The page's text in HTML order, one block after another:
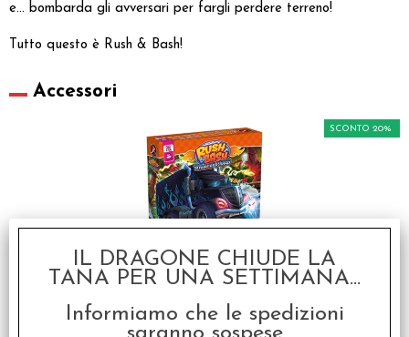
e... bombarda gli avversari per fargli perdere terreno!
Tutto questo è Rush & Bash!
Accessori
Rush & Bash Monster
Chase - Italiano
€ 19,50
SCONTO 20%
IL DRAGONE CHIUDE LA
TANA PER UNA SETTIMANA...
Informiamo che le spedizioni